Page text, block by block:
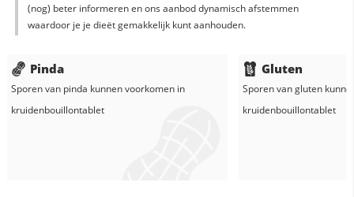
(nog) beter informeren en ons aanbod dynamisch afstemmen
waardoor je je dieët gemakkelijk kunt aanhouden.
Pinda
Sporen van pinda kunnen voorkomen in
kruidenbouillontablet
Gluten
Sporen van gluten
kruidenbouillontablet